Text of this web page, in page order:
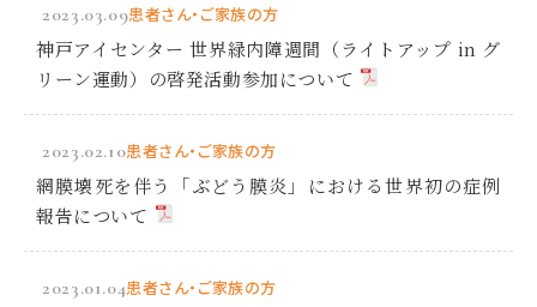
2023.03.09患者さん・ご家族の方
神戸アイセンター 世界緑内障週間（ライトアップ in グ
リーン運動）の啓発活動参加について
2023.02.10患者さん・ご家族の方
網膜壊死を伴う「ぶどう膜炎」における世界初の症例
報告について
2023.01.04患者さん・ご家族の方